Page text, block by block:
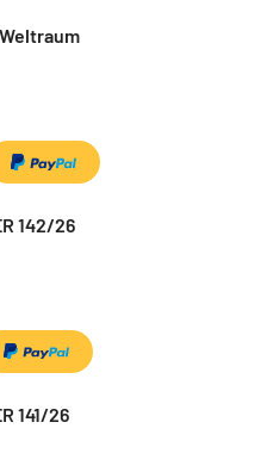
142/26
141/26